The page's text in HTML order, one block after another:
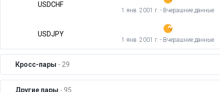
USDCHF
1 янв. 2001 г. - Вчерашние данные
USDJPY
1 янв. 2001 г. - Вчерашние данные
Кросс-пары - 29
Другие пары - 95